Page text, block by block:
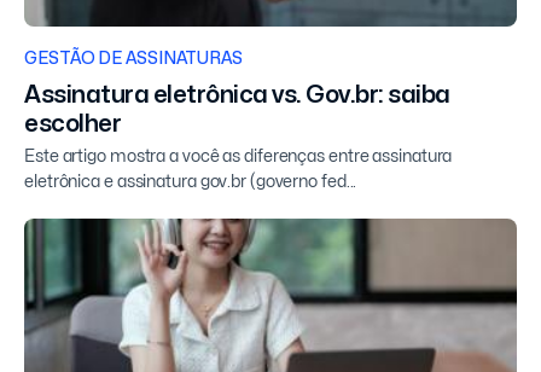
GESTÃO DE ASSINATURAS
Assinatura eletrônica vs. Gov.br: saiba
escolher
Este artigo mostra a você as diferenças entre assinatura
eletrônica e assinatura gov.br (governo fed...